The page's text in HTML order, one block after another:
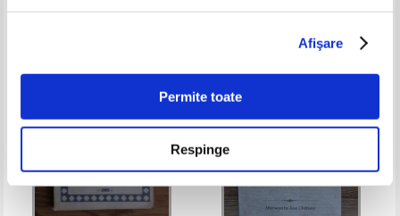
Afişare
Permite toate
Respinge